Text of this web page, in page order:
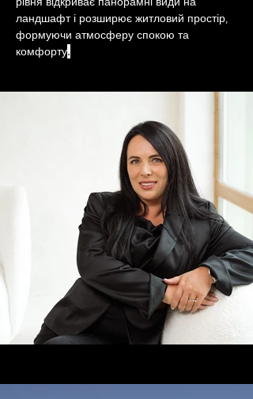
ландшафт і розширює житловий простір,
формуючи атмосферу спокою та
комфорту.